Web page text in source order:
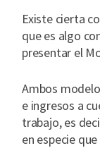
Existe cierta
que es algo
presentar el
Ambos
e ingresos a
trabajo, es
en especie